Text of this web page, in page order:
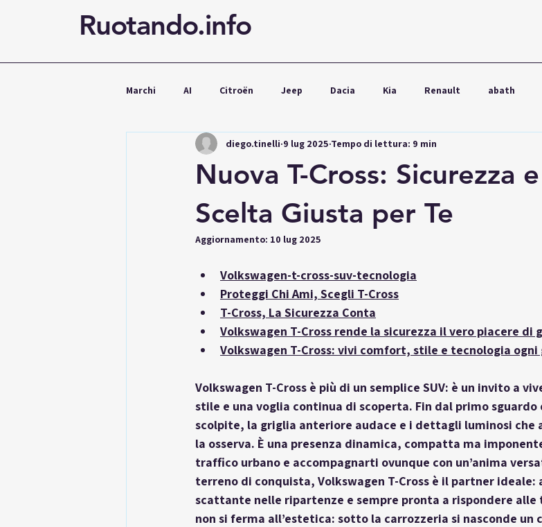
Ruotando.info
Marchi AI Citroën Jeep Dacia Kia Renault abath
Mercedes Volkswagen Ford Seat
Nuova T-Cross: Sicurezza
Scelta Giusta per Te
diego.tinelli 9 lug 2025 Tempo di lettura: 9 min
Aggiornamento: 10 lug 2025
Volkswagen-t-cross-suv-tecnologia
Proteggi Chi Ami, Scegli T-Cross
T-Cross, La Sicurezza Conta
Volkswagen T-Cross rende la sicurezza il vero piacere di
Volkswagen T-Cross: vivi comfort, stile e tecnologia ogni
Volkswagen T-Cross è più di un semplice SUV: è un invito a
stile e una voglia continua di scoperta. Fin dal primo sguardo
scolpite, la griglia anteriore audace e i dettagli luminosi che
la osserva. È una presenza dinamica, compatta ma
traffico urbano e accompagnarti ovunque con un’anima
terreno di conquista, Volkswagen T-Cross è il partner ideale:
scattante nelle ripartenze e sempre pronta a rispondere alle
non si ferma all’estetica: sotto la carrozzeria si nasconde